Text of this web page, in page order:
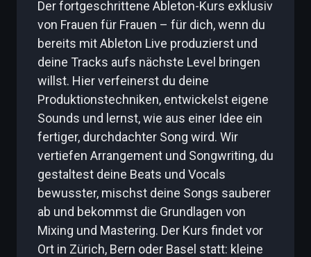
Der fortgeschrittene Ableton-Kurs exklusiv
von Frauen für Frauen – für dich, wenn du
bereits mit Ableton Live produzierst und
deine Tracks aufs nächste Level bringen
willst. Hier verfeinerst du deine
Produktionstechniken, entwickelst eigene
Sounds und lernst, wie aus einer Idee ein
fertiger, durchdachter Song wird. Wir
vertiefen Arrangement und Songwriting, du
gestaltest deine Beats und Vocals
bewusster, mischst deine Songs sauberer
ab und bekommst die Grundlagen von
Mixing und Mastering. Der Kurs findet vor
Ort in Zürich, Bern oder Basel statt: kleine